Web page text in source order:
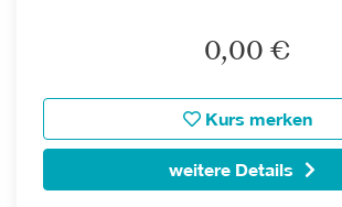
0,00 €
Kurs merken
weitere Details